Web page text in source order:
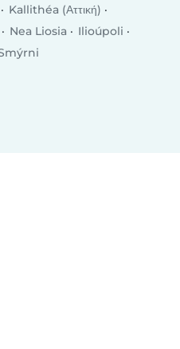
Kallithéa (Αττική)
Nea Liosia
Ilioúpoli